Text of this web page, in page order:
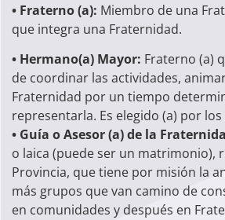
• Fraterno (a): Miembro de una
que integra una Fraternidad.
• Hermano(a) Mayor: Fraterno (a)
de coordinar las actividades,
Fraternidad por un tiempo
representarla. Es elegido (a) por
• Guía o Asesor (a) de la
o laica (puede ser un matrimonio),
Provincia, que tiene por misión la
más grupos que van camino de
en comunidades y después en